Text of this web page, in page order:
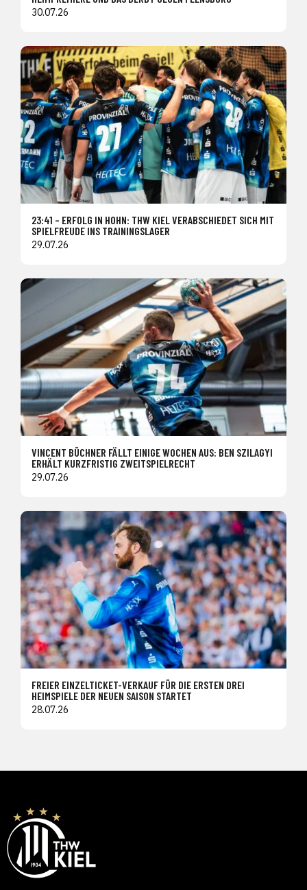
30.07.26
23:41 – ERFOLG IN HOHN: THW KIEL VERABSCHIEDET SICH MIT
SPIELFREUDE INS TRAININGSLAGER
29.07.26
VINCENT BÜCHNER FÄLLT EINIGE WOCHEN AUS: BEN SZILAGYI
ERHÄLT KURZFRISTIG ZWEITSPIELRECHT
29.07.26
FREIER EINZELTICKET-VERKAUF FÜR DIE ERSTEN DREI
HEIMSPIELE DER NEUEN SAISON STARTET
28.07.26